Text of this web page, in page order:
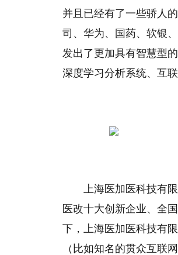
并且已经有了一些骄人
司、华为、国药、软银
发出了更加具有智慧型
深度学习分析系统、互
上海医加医科技有
医改十大创新企业、全
下，上海医加医科技有
（比如知名的贯众互联